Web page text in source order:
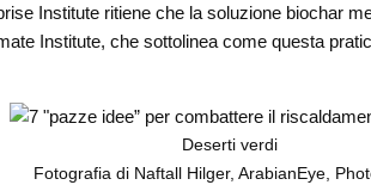
Institute ritiene che la soluzione biochar
Institute, che sottolinea come questa
Deserti verdi
Fotografia di Naftall Hilger, ArabianEye,